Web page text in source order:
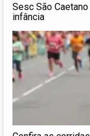
Sesc São
infância